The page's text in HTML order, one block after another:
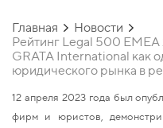
Главная
Новости
Рейтинг Legal 500
GRATA International как
юридического рынка в
12 апреля 2023 года был
фирм и юристов,